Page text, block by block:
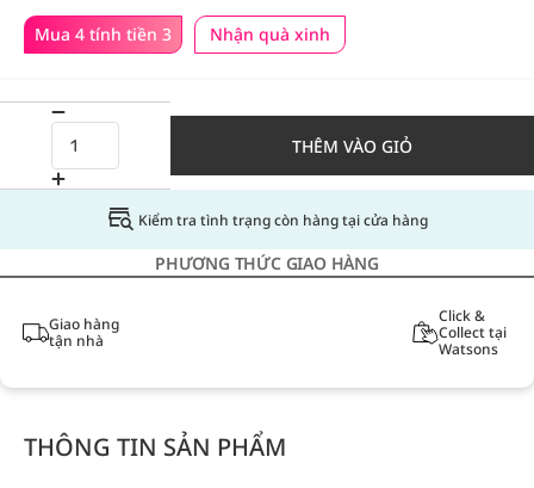
Mua 4 tính tiền 3 Nhận quà xinh
THÊM VÀO GIỎ
Kiểm tra tình trạng còn hàng tại cửa hàng
PHƯƠNG THỨC GIAO HÀNG
Giao hàng
tận nhà
Click &
Collect tại
Watsons
THÔNG TIN SẢN PHẨM